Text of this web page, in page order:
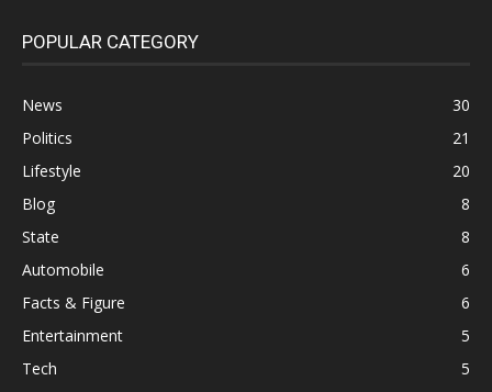
POPULAR CATEGORY
News
30
Politics
21
Lifestyle
20
Blog
8
State
8
Automobile
6
Facts & Figure
6
Entertainment
5
Tech
5